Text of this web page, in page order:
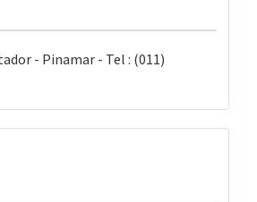
- Pinamar - Tel : (011)